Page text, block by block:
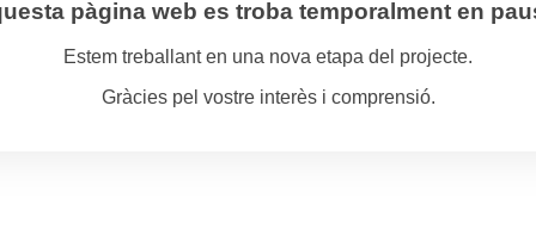
pàgina web es troba temporalment en
Estem treballant en una nova etapa del projecte.
Gràcies pel vostre interès i comprensió.